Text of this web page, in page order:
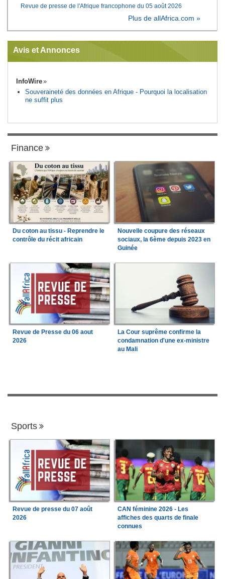
Revue de presse de l'Afrique francophone du 05 août 2026
Plus de allAfrica.com »
Avis et Annonces
InfoWire
Souveraineté des données en Afrique - Pourquoi la localisation
ne suffit plus
Finance
Du coton au tissu - Reprendre le
contrôle du récit africain
Nouvelle coupure des réseaux
sociaux, la 6ème depuis 2023 en
Guinée
Revue de Presse du 06 aout
2026
La Cour suprême confirme la
condamnation d'une ex-ministre
au Mali
Sports
Revue de presse du 07 août
2026
CAN féminine 2026 - Les
affiches des quarts de finale
connues